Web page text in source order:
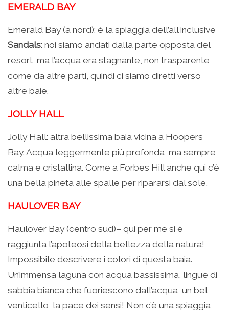
EMERALD BAY
Emerald Bay (a nord): è la spiaggia dell’all inclusive
Sandals: noi siamo andati dalla parte opposta del
resort, ma l’acqua era stagnante, non trasparente
come da altre parti, quindi ci siamo diretti verso
altre baie.
JOLLY HALL
Jolly Hall: altra bellissima baia vicina a Hoopers
Bay. Acqua leggermente più profonda, ma sempre
calma e cristallina. Come a Forbes Hill anche qui c’è
una bella pineta alle spalle per ripararsi dal sole.
HAULOVER BAY
Haulover Bay (centro sud)– qui per me si è
raggiunta l’apoteosi della bellezza della natura!
Impossibile descrivere i colori di questa baia.
Un’immensa laguna con acqua bassissima, lingue di
sabbia bianca che fuoriescono dall’acqua, un bel
venticello, la pace dei sensi! Non c’è una spiaggia